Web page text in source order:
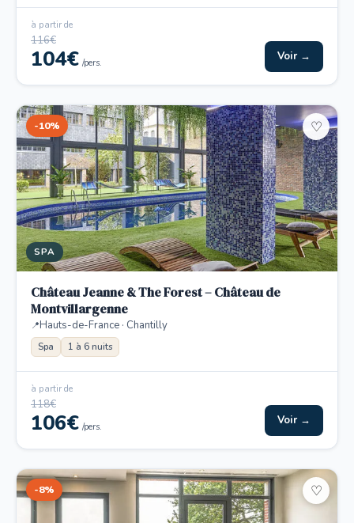
à partir de
116€
104€ /pers. Voir →
-10%
SPA
♡
Château Jeanne & The Forest – Château de
Montvillargenne
Hauts-de-France · Chantilly
Spa 1 à 6 nuits
à partir de
118€
106€ /pers. Voir →
-8% ♡